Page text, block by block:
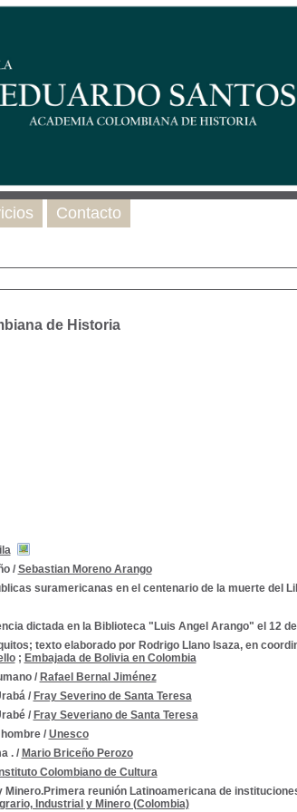
de Historia
/ Sebastian Moreno Arango
suramericanas en el centenario de la muerte del
dictada en la Biblioteca "Luis Angel Arango" el 12
texto elaborado por Rodrigo Llano Isaza, en
; Embajada de Bolivia en Colombia
/ Rafael Bernal Jiménez
/ Fray Severino de Santa Teresa
/ Fray Severiano de Santa Teresa
/ Unesco
./ Mario Briceño Perozo
Colombiano de Cultura
Minero.Primera reunión Latinoamericana de
Industrial y Minero (Colombia)
Contacto